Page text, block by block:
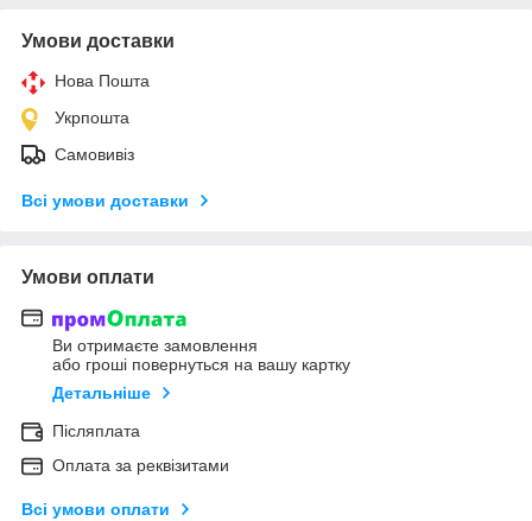
Умови доставки
Нова Пошта
Укрпошта
Самовивіз
Всі умови доставки
Умови оплати
Ви отримаєте замовлення
або гроші повернуться на вашу картку
Детальніше
Післяплата
Оплата за реквізитами
Всі умови оплати